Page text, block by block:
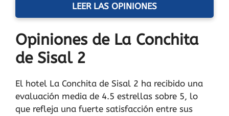
LEER LAS OPINIONES
Opiniones de La Conchita
de Sisal 2
El hotel La Conchita de Sisal 2 ha recibido una
evaluación media de 4.5 estrellas sobre 5, lo
que refleja una fuerte satisfacción entre sus